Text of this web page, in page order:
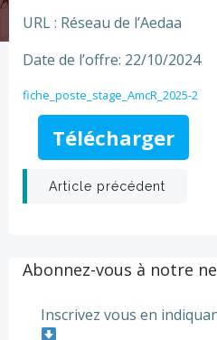
URL : Réseau de l’Aedaa
Date de l’offre: 22/10/2024
fiche_poste_stage_AmcR_2025-2
Télécharger
Post
Article précédent
Abonnez-vous à notre
Inscrivez vous en